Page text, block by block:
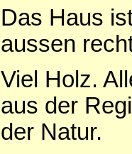
Das Haus
aussen
Viel Holz.
aus der
der Natur.